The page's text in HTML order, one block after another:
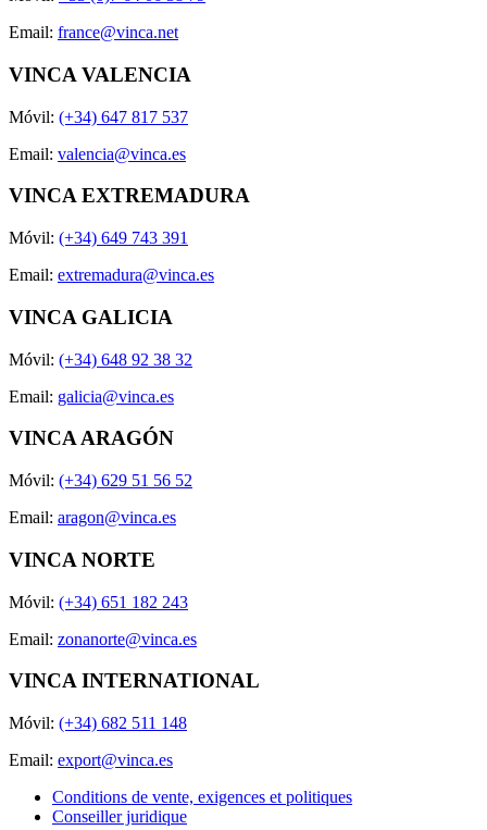
Email: france@vinca.net
VINCA VALENCIA
Móvil: (+34) 647 817 537
Email: valencia@vinca.es
VINCA EXTREMADURA
Móvil: (+34) 649 743 391
Email: extremadura@vinca.es
VINCA GALICIA
Móvil: (+34) 648 92 38 32
Email: galicia@vinca.es
VINCA ARAGÓN
Móvil: (+34) 629 51 56 52
Email: aragon@vinca.es
VINCA NORTE
Móvil: (+34) 651 182 243
Email: zonanorte@vinca.es
VINCA INTERNATIONAL
Móvil: (+34) 682 511 148
Email: export@vinca.es
Conditions de vente, exigences et politiques
Conseiller juridique